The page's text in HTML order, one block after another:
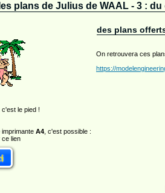
les plans de Julius de WAAL - 3 :
le pied !
des plans
On retrouvera ces
https://
A4, c'est possible :
lien